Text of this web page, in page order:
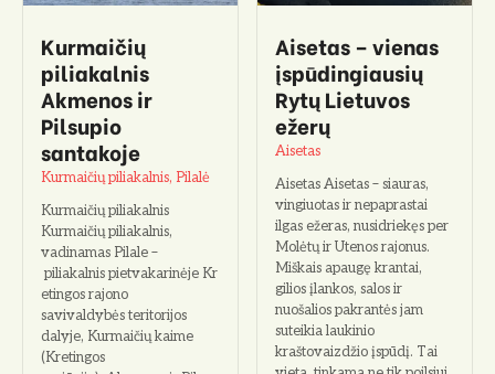
Kurmaičių
piliakalnis
Akmenos ir
Pilsupio
santakoje
Kurmaičių piliakalnis, Pilalė
Kurmaičių piliakalnis
Kurmaičių piliakalnis,
vadinamas Pilale –
piliakalnis pietvakarinėje Kr
etingos rajono
savivaldybės teritorijos
dalyje, Kurmaičių kaime
(Kretingos
Aisetas – vienas
įspūdingiausių
Rytų Lietuvos
ežerų
Aisetas
Aisetas Aisetas – siauras,
vingiuotas ir nepaprastai
ilgas ežeras, nusidriekęs per
Molėtų ir Utenos rajonus.
Miškais apaugę krantai,
gilios įlankos, salos ir
nuošalios pakrantės jam
suteikia laukinio
kraštovaizdžio įspūdį. Tai